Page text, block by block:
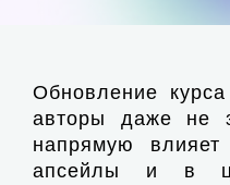
Обновление
авторы даже не
напрямую
апсейлы и в